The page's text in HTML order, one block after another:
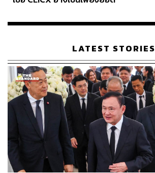
เรือนไทยที่ถูกซุกไว้
LATEST STORIES